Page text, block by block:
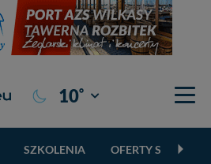
10° Giżycko
SZKOLENIA OFERTY